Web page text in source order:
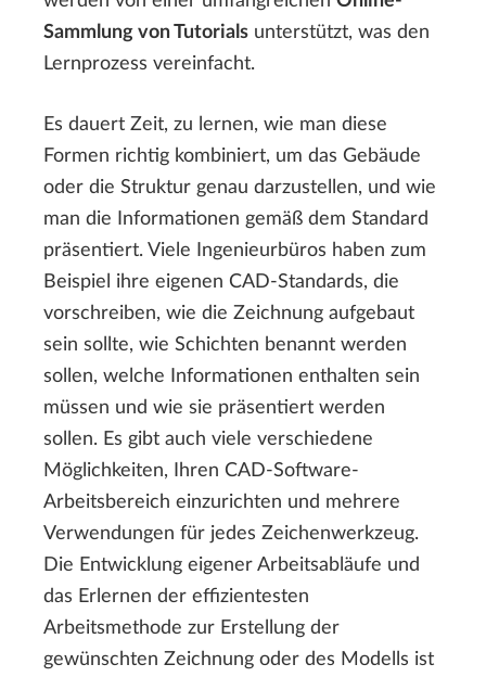
Sammlung von Tutorials unterstützt, was den
Lernprozess vereinfacht.
Es dauert Zeit, zu lernen, wie man diese
Formen richtig kombiniert, um das Gebäude
oder die Struktur genau darzustellen, und wie
man die Informationen gemäß dem Standard
präsentiert. Viele Ingenieurbüros haben zum
Beispiel ihre eigenen CAD-Standards, die
vorschreiben, wie die Zeichnung aufgebaut
sein sollte, wie Schichten benannt werden
sollen, welche Informationen enthalten sein
müssen und wie sie präsentiert werden
sollen. Es gibt auch viele verschiedene
Möglichkeiten, Ihren CAD-Software-
Arbeitsbereich einzurichten und mehrere
Verwendungen für jedes Zeichenwerkzeug.
Die Entwicklung eigener Arbeitsabläufe und
das Erlernen der effizientesten
Arbeitsmethode zur Erstellung der
gewünschten Zeichnung oder des Modells ist